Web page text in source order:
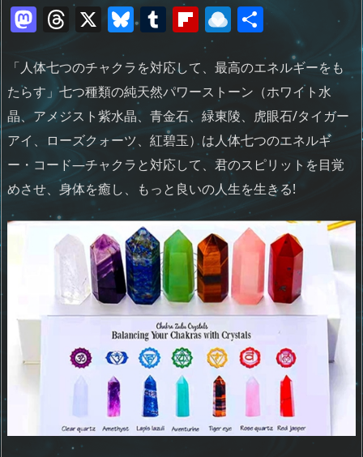
M
st
o
d
o
n
T
re
a
d
s
X Bl
e
sk
y
T
m
bl
r
Fl
ip
b
o
ar
d
R
n
d
ro
p.
io
共
「人体七つのチャクラを対応して、最高のエネルギーをも
たらす」七つ種類の純天然パワーストーン（ホワイト水
晶、アメジスト紫水晶、青金石、緑東陵、虎眼石/タイガー
アイ、ローズクォーツ、紅碧玉）は人体七つのエネルギ
ー・コード―チャクラと対応して、君のスピリットを目覚
めさせ、身体を癒し、もっと良いの人生を生きる!